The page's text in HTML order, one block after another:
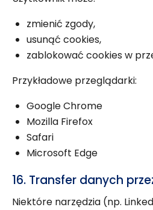
zmienić zgody,
usunąć cookies,
zablokować cookies w
Przykładowe przeglądarki:
Google Chrome
Mozilla Firefox
Safari
Microsoft Edge
16. Transfer danych
Niektóre narzędzia (np.